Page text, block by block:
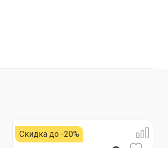
Скидка до -20%